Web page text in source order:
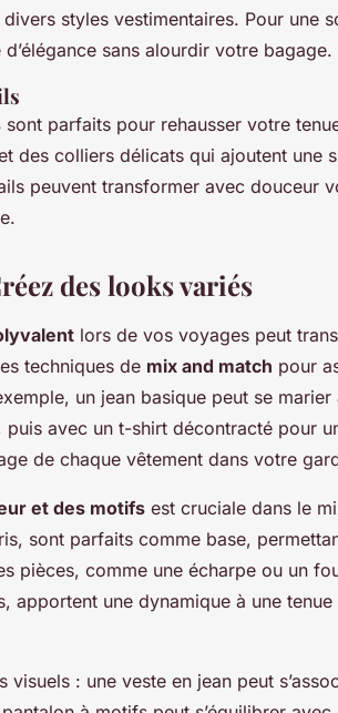
divers styles vestimentaires. Pour une
sans alourdir votre bagage.
sont parfaits pour rehausser votre
des colliers délicats qui ajoutent une
peuvent transformer avec douceur
des looks variés
lors de vos voyages peut
techniques de mix and match pour
un jean basique peut se
puis avec un t-shirt décontracté pour
de chaque vêtement dans votre
et des motifs est cruciale dans le
sont parfaits comme base,
pièces, comme une écharpe ou un
apportent une dynamique à une
visuels : une veste en jean peut